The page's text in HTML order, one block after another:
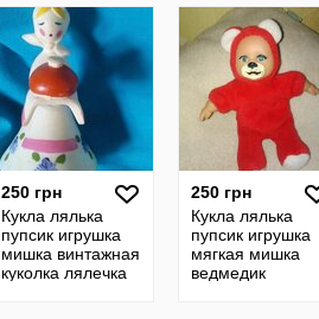
гдр ссср
250 грн
Кукла лялька
пупсик игрушка
мишка винтажная
куколка лялечка
250 грн
Кукла лялька
пупсик игрушка
мягкая мишка
ведмедик